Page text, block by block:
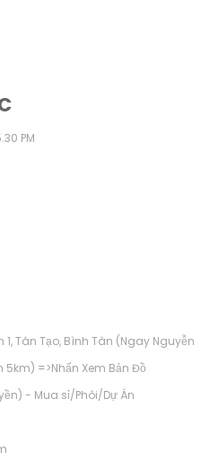
PM
1, Tân Tạo, Bình Tân (Ngay Nguyễn
5km) =>Nhấn Xem Bản Đồ
- Mua sỉ/Phôi/Dự Án